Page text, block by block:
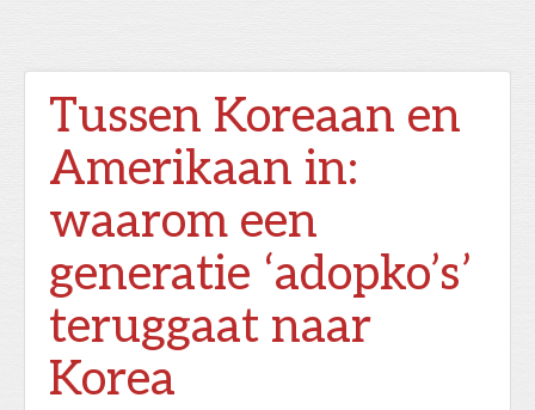
Tussen Koreaan en
Amerikaan in:
waarom een
generatie ‘adopko’s’
teruggaat naar
Korea